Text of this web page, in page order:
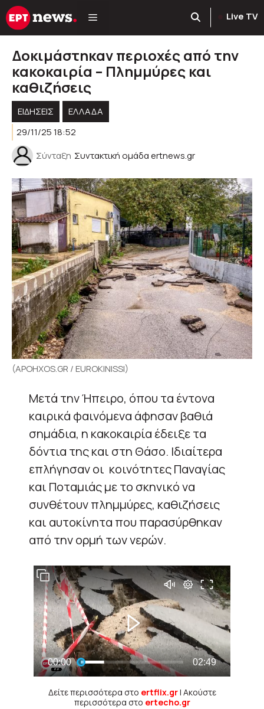
Μετάβαση
σε
Live TV
Δοκιμάστηκαν περιοχές από την
κακοκαιρία – Πλημμύρες και
καθιζήσεις
ΕΙΔΗΣΕΙΣ
ΕΛΛΑΔΑ
29/11/25 18:52
Σύνταξη Συντακτική ομάδα ertnews.gr
(APOHXOS.GR / EUROKINISSI)
Μετά την Ήπειρο, όπου τα έντονα
καιρικά φαινόμενα άφησαν βαθιά
σημάδια, η κακοκαιρία έδειξε τα
δόντια της και στη Θάσο. Ιδιαίτερα
επλήγησαν οι κοινότητες Παναγίας
και Ποταμιάς με το σκηνικό να
συνθέτουν πλημμύρες, καθιζήσεις
και αυτοκίνητα που παρασύρθηκαν
από την ορμή των νερών.
Δείτε περισσότερα στο ertflix.gr| Ακούστε
περισσότερα στο ertecho.gr